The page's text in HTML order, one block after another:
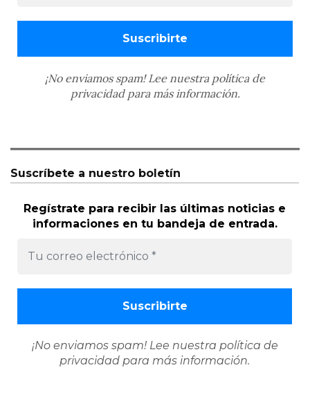
¡No enviamos spam! Lee nuestra política de
privacidadpara más información.
Suscríbete a nuestro boletín
Regístrate para recibir las últimas noticias e
informaciones en tu bandeja de entrada.
¡No enviamos spam! Lee nuestra política de
privacidad para más información.